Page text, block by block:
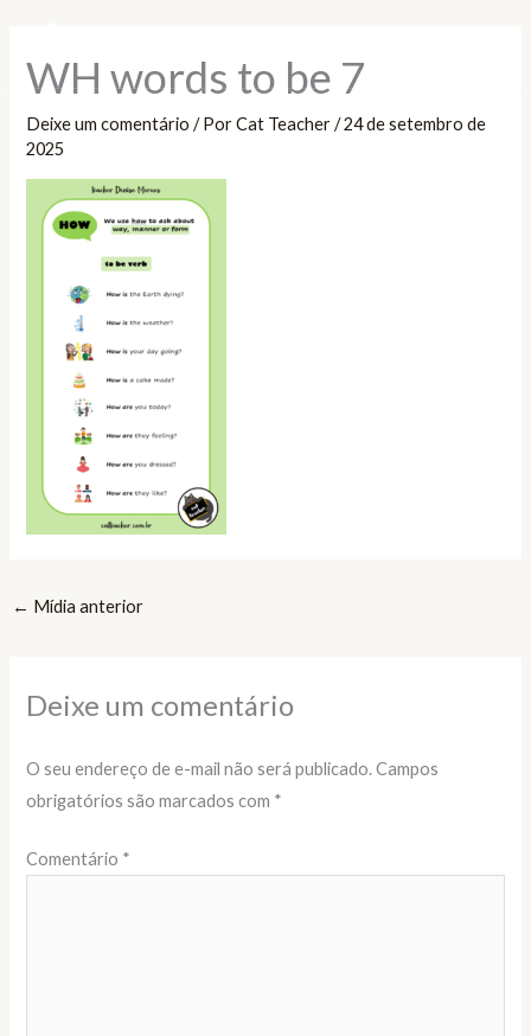
WH words to be 7
Deixe um comentário / PorCat Teacher/24 de setembro de
2025
← Mídia anterior
Deixe um comentário
O seu endereço de e-mail não será publicado. Campos
obrigatórios são marcados com *
Comentário *